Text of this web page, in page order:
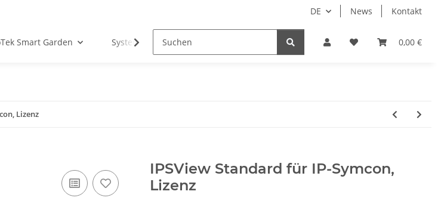
DE News Kontakt
0,00 €
Smart Garden System Matter System HomeAssistant PioTek Smart Home
Lizenz
IPSView Standard für IP-Symcon,
Lizenz